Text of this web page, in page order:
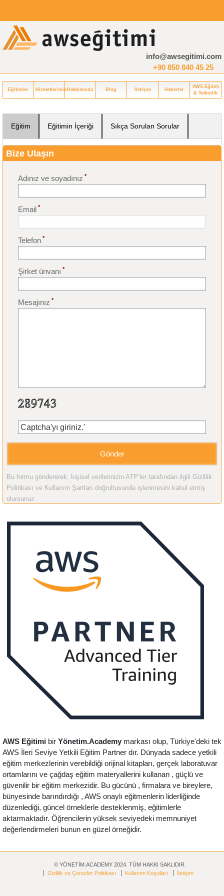
info@awsegitimi.com
+90 850 840 45 25
Eğitimler Hizmetlerimiz Hakkımızda Blog İletişim Haberler
AWS Eğitim
& Yetkinlik
Eğitim Eğitimin İçeriği Sıkça Sorulan Sorular
Bize Ulaşın
Adınız ve soyadınız *
Email *
Telefon *
Şirket ünvanı *
Mesajınız *
Bu formu göndererek, kişisel verilerinizin ATP’ler tarafından ilgili Gizlilik
Politikası ve Kullanım Şartları doğrultusunda işlenmesini kabul etmiş
olursunuz.
AWS Eğitimi bir Yönetim.Academy markası olup, Türkiye'deki tek
AWS İleri Seviye Yetkili Eğitim Partner dır. Dünyada sadece yetkili
eğitim merkezlerinin verebildiği orijinal kitapları, gerçek laboratuvar
ortamlarını ve çağdaş eğitim materyallerini kullanan , güçlü ve
güvenilir bir eğitim merkezidir. Bu gücünü , firmalara ve bireylere,
bünyesinde barındırdığı , AWS onaylı eğitmenlerin liderliğinde
düzenlediği, güncel örneklerle desteklenmiş, eğitimlerle
aktarmaktadır. Öğrencilerin yüksek seviyedeki memnuniyet
değerlendirmeleri bunun en güzel örneğidir.
© YÖNETİM.ACADEMY 2024. TÜM HAKKI SAKLIDIR.
Gizlilik ve Çerezler Politikası
Kullanım Koşulları İletişim